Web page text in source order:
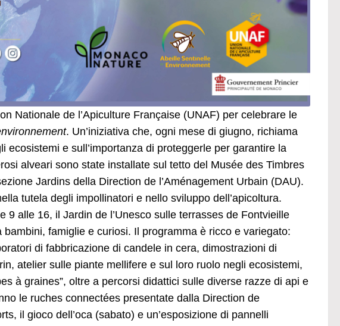
Nationale de l’Apiculture Française (UNAF) per celebrare le
. Un’iniziativa che, ogni mese di giugno, richiama
ecosistemi e sull’importanza di proteggerle per garantire la
alveari sono state installate sul tetto del Musée des Timbres
Jardins della Direction de l’Aménagement Urbain (DAU).
tutela degli impollinatori e nello sviluppo dell’apicoltura.
9 alle 16, il Jardin de l’Unesco sulle terrasses de Fontvieille
famiglie e curiosi. Il programma è ricco e variegato:
di fabbricazione di candele in cera, dimostrazioni di
atelier sulle piante mellifere e sul loro ruolo negli ecosistemi,
à graines”, oltre a percorsi didattici sulle diverse razze di api e
le ruches connectées presentate dalla Direction de
il gioco dell’oca (sabato) e un’esposizione di pannelli